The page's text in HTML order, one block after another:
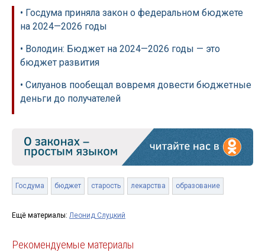
• Госдума приняла закон о федеральном бюджете
на 2024—2026 годы
• Володин: Бюджет на 2024—2026 годы — это
бюджет развития
• Силуанов пообещал вовремя довести бюджетные
деньги до получателей
Госдума бюджет старость лекарства образование
Ещё материалы: Леонид Слуцкий
Рекомендуемые материалы